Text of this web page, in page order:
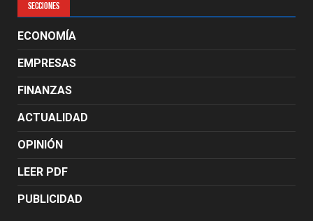
SECCIONES
ECONOMÍA
EMPRESAS
FINANZAS
ACTUALIDAD
OPINIÓN
LEER PDF
PUBLICIDAD